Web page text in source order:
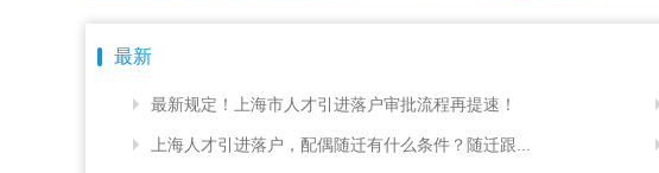
最新
最新规定！上海市人才引进落户审批流程再提速！
上海人才引进落户，配偶随迁有什么条件？随迁跟...